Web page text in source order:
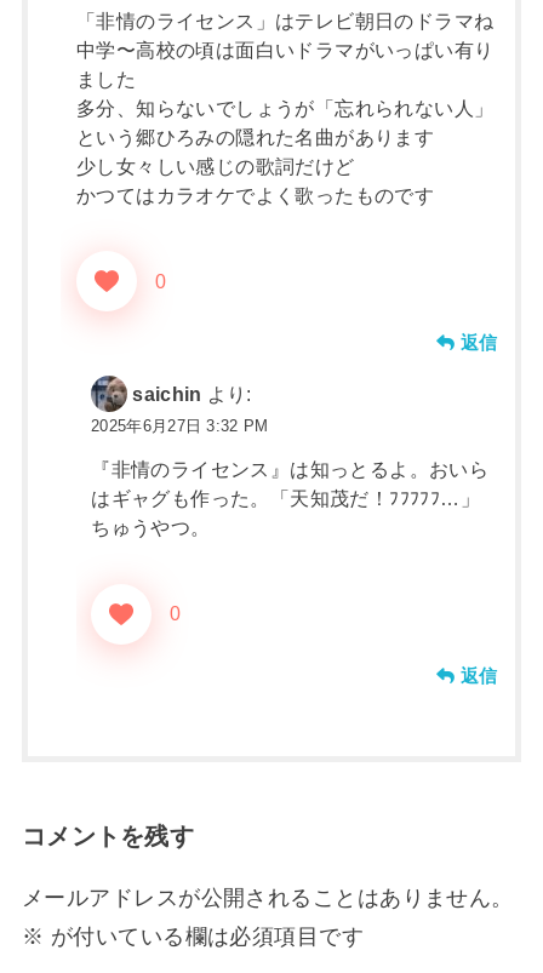
「非情のライセンス」はテレビ朝日のドラマね
中学〜高校の頃は面白いドラマがいっぱい有り
ました
多分、知らないでしょうが「忘れられない人」
という郷ひろみの隠れた名曲があります
少し女々しい感じの歌詞だけど
かつてはカラオケでよく歌ったものです
0
返信
saichin より:
2025年6月27日 3:32 PM
『非情のライセンス』は知っとるよ。おいら
はギャグも作った。「天知茂だ！ﾌﾌﾌﾌﾌ…」
ちゅうやつ。
0
返信
コメントを残す
メールアドレスが公開されることはありません。
※ が付いている欄は必須項目です